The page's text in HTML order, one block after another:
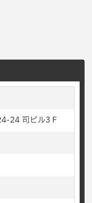
24 司ビル3Ｆ